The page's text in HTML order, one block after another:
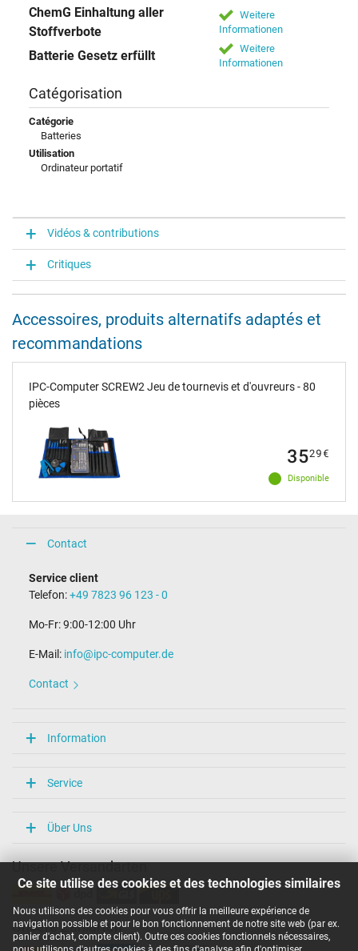
Ce site utilise des cookies et des technologies similaires
Nous utilisons des cookies pour vous offrir la meilleure expérience de
navigation possible et pour le bon fonctionnement de notre site web (par ex.
panier d'achat, compte client). Outre ces cookies fonctionnels nécessaires,
ChemG Einhaltung aller
Stoffverbote
Weitere
Informationen
Batterie Gesetz erfüllt
Weitere
Informationen
Catégorisation
Catégorie
Batteries
Utilisation
Ordinateur portatif
Vidéos & contributions
Critiques
Accessoires, produits alternatifs adaptés et
recommandations
IPC-Computer SCREW2 Jeu de tournevis et d'ouvreurs - 80
pièces
Disponible
3529€
Contact
Service client
Telefon:+49 7823 96 123 - 0
Mo-Fr: 9:00-12:00 Uhr
E-Mail: info@ipc-computer.de
Contact
Information
Service
Über Uns
Unsere Versandarten
Unsere Zahlarten